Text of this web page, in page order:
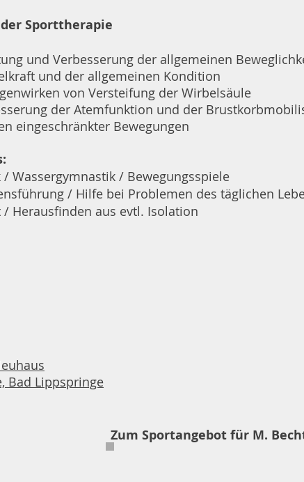
Sporttherapie
und Verbesserung der allgemeinen
und der allgemeinen Kondition
von Versteifung der Wirbelsäule
der Atemfunktion und der
eingeschränkter Bewegungen
Wassergymnastik / Bewegungsspiele
/ Hilfe bei Problemen des täglichen
Herausfinden aus evtl. Isolation
Bad Lippspringe
Zum Sportangebot für M.